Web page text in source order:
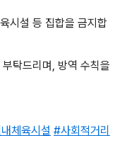
시설 등 집합을 금지합
탁드리며, 방역 수칙을
체육시설 #사회적거리